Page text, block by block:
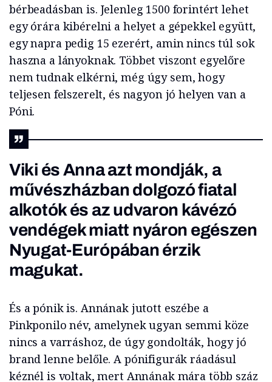
bérbeadásban is. Jelenleg 1500 forintért lehet
egy órára kibérelni a helyet a gépekkel együtt,
egy napra pedig 15 ezerért, amin nincs túl sok
haszna a lányoknak. Többet viszont egyelőre
nem tudnak elkérni, még úgy sem, hogy
teljesen felszerelt, és nagyon jó helyen van a
Póni.
Viki és Anna azt mondják, a
művészházban dolgozó fiatal
alkotók és az udvaron kávézó
vendégek miatt nyáron egészen
Nyugat-Európában érzik
magukat.
És a pónik is. Annának jutott eszébe a
Pinkponilo név, amelynek ugyan semmi köze
nincs a varráshoz, de úgy gondolták, hogy jó
brand lenne belőle. A pónifigurák ráadásul
kéznél is voltak, mert Annának mára több száz